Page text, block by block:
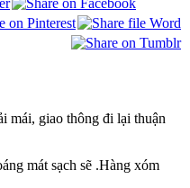
mái, giao thông đi lại thuận
mát sạch sẽ .Hàng xóm